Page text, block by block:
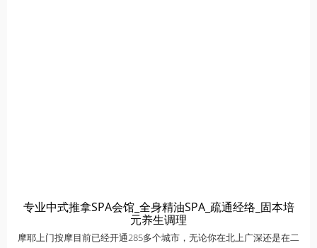
专业中式推拿SPA会馆_全身精油SPA_疏通经络_固本培
元养生调理
摩耶上门按摩目前已经开通285多个城市，无论你在北上广深还是在二